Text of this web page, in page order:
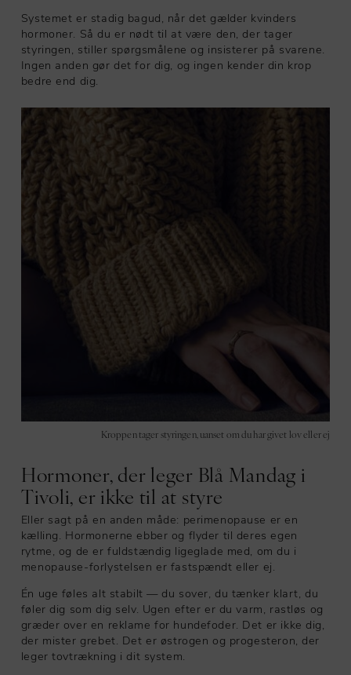
Systemet er stadig bagud, når det gælder kvinders
hormoner. Så du er nødt til at være den, der tager
styringen, stiller spørgsmålene og insisterer på svarene.
Ingen anden gør det for dig, og ingen kender din krop
bedre end dig.
Kroppen tager styringen, uanset om du har givet lov eller ej
Hormoner, der leger Blå Mandag i
Tivoli, er ikke til at styre
Eller sagt på en anden måde: perimenopause er en
kælling. Hormonerne ebber og flyder til deres egen
rytme, og de er fuldstændig ligeglade med, om du i
menopause-forlystelsen er fastspændt eller ej.
Én uge føles alt stabilt — du sover, du tænker klart, du
føler dig som dig selv. Ugen efter er du varm, rastløs og
græder over en reklame for hundefoder. Det er ikke dig,
der mister grebet. Det er østrogen og progesteron, der
leger tovtrækning i dit system.